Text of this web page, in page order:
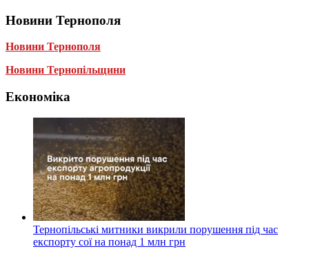
Новини Тернополя
Новини Тернополя
Новини Тернопільщини
Економіка
Тернопільські митники викрили порушення під час
експорту сої на понад 1 млн грн